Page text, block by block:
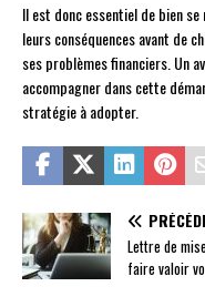
Il est donc essentiel de bien
leurs conséquences avant de
ses problèmes financiers. Un
accompagner dans cette
stratégie à adopter.
Lettre de
faire valoir